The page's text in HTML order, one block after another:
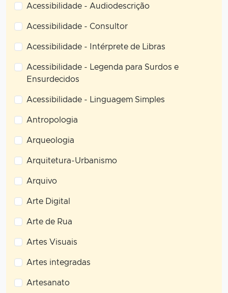
Acessibilidade - Audiodescrição
Acessibilidade - Consultor
Acessibilidade - Intérprete de Libras
Acessibilidade - Legenda para Surdos e
Ensurdecidos
Acessibilidade - Linguagem Simples
Antropologia
Arqueologia
Arquitetura-Urbanismo
Arquivo
Arte Digital
Arte de Rua
Artes Visuais
Artes integradas
Artesanato